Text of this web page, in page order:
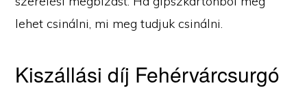
lehet csinálni, mi meg tudjuk csinálni.
Kiszállási díj Fehérvárcsurgó